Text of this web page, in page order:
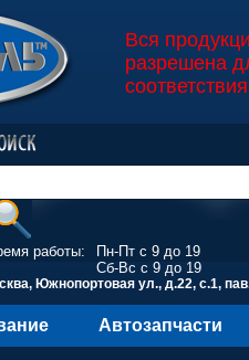
Вся
разрешена
работы:
Пн-Пт с 9 до 19
Сб-Вс с 9 до 19
Южнопортовая ул., д.22, с.1,
Автозапчасти